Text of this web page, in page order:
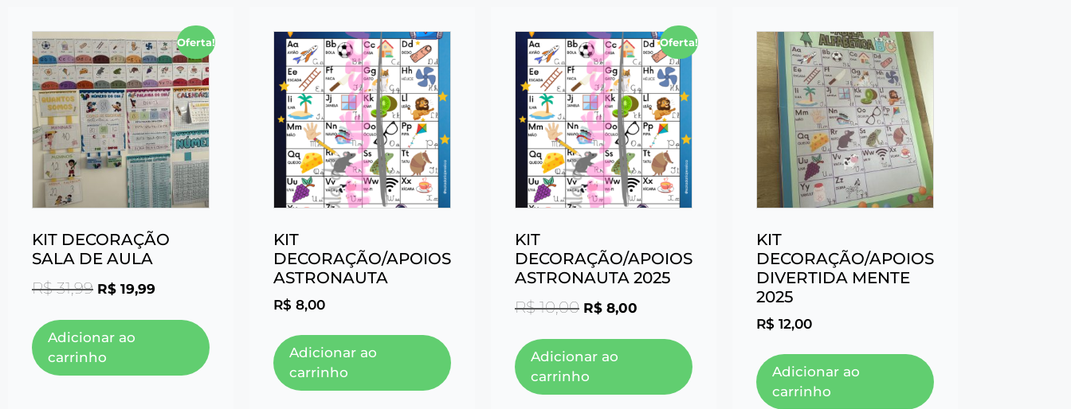
Oferta!
KIT DECORAÇÃO
SALA DE AULA
R$31,99 R$ 19,99
Adicionar ao
carrinho
KIT
DECORAÇÃO/APOIOS
ASTRONAUTA
R$ 8,00
Adicionar ao
carrinho
Oferta!
KIT
DECORAÇÃO/APOIOS
ASTRONAUTA 2025
R$10,00 R$ 8,00
Adicionar ao
carrinho
KIT
DECORAÇÃO/APOIOS
DIVERTIDA MENTE
2025
R$ 12,00
Adicionar ao
carrinho